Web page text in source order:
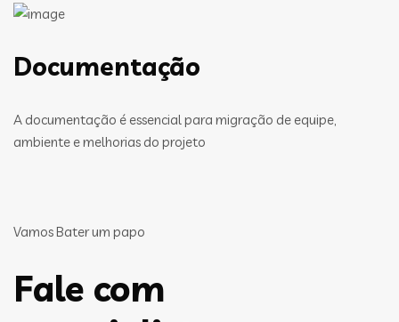
Documentação
A documentação é essencial para migração de equipe,
ambiente e melhorias do projeto
Vamos Bater um papo
Fale com